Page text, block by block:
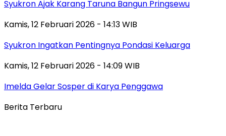
Syukron Ajak Karang Taruna Bangun Pringsewu
Kamis, 12 Februari 2026 - 14:13 WIB
Syukron Ingatkan Pentingnya Pondasi Keluarga
Kamis, 12 Februari 2026 - 14:09 WIB
Imelda Gelar Sosper di Karya Penggawa
Berita Terbaru